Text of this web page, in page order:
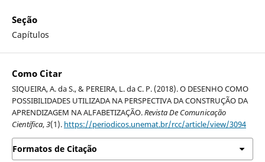
Seção
Capítulos
Como Citar
SIQUEIRA, A. da S., & PEREIRA, L. da C. P. (2018). O DESENHO COMO
POSSIBILIDADES UTILIZADA NA PERSPECTIVA DA CONSTRUÇÃO DA
APRENDIZAGEM NA ALFABETIZAÇÃO.Revista De Comunicação
Científica,3(1). https://periodicos.unemat.br/rcc/article/view/3094
Formatos de Citação